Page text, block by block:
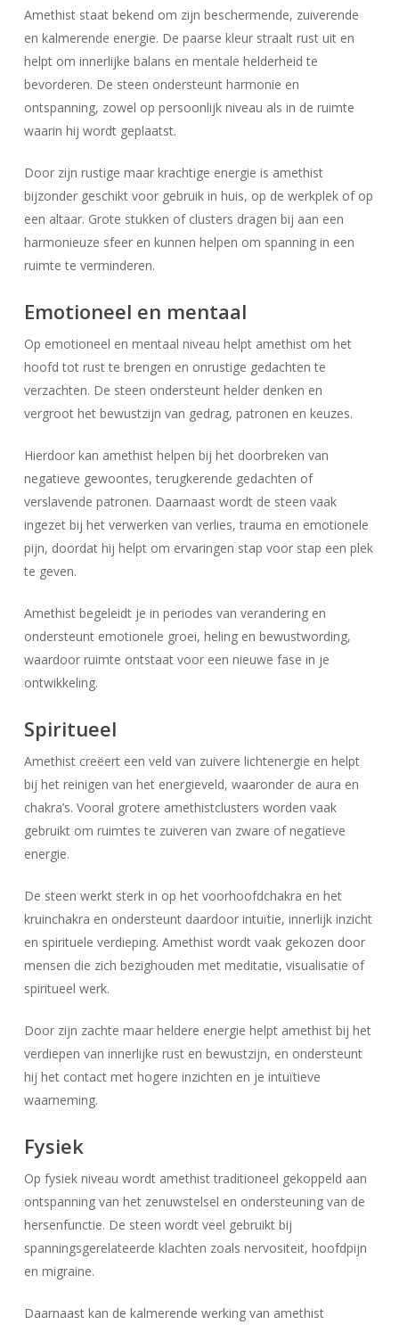
Geen producten in uw winkelwagen.
Amethist staat bekend om zijn beschermende, zuiverende
en kalmerende energie. De paarse kleur straalt rust uit en
helpt om innerlijke balans en mentale helderheid te
bevorderen. De steen ondersteunt harmonie en
ontspanning, zowel op persoonlijk niveau als in de ruimte
waarin hij wordt geplaatst.
Door zijn rustige maar krachtige energie is amethist
bijzonder geschikt voor gebruik in huis, op de werkplek of op
een altaar. Grote stukken of clusters dragen bij aan een
harmonieuze sfeer en kunnen helpen om spanning in een
ruimte te verminderen.
Emotioneel en mentaal
Op emotioneel en mentaal niveau helpt amethist om het
hoofd tot rust te brengen en onrustige gedachten te
verzachten. De steen ondersteunt helder denken en
vergroot het bewustzijn van gedrag, patronen en keuzes.
Hierdoor kan amethist helpen bij het doorbreken van
negatieve gewoontes, terugkerende gedachten of
verslavende patronen. Daarnaast wordt de steen vaak
ingezet bij het verwerken van verlies, trauma en emotionele
pijn, doordat hij helpt om ervaringen stap voor stap een plek
te geven.
Amethist begeleidt je in periodes van verandering en
ondersteunt emotionele groei, heling en bewustwording,
waardoor ruimte ontstaat voor een nieuwe fase in je
ontwikkeling.
Spiritueel
Amethist creëert een veld van zuivere lichtenergie en helpt
bij het reinigen van het energieveld, waaronder de aura en
chakra’s. Vooral grotere amethistclusters worden vaak
gebruikt om ruimtes te zuiveren van zware of negatieve
energie.
De steen werkt sterk in op het voorhoofdchakra en het
kruinchakra en ondersteunt daardoor intuïtie, innerlijk inzicht
en spirituele verdieping. Amethist wordt vaak gekozen door
mensen die zich bezighouden met meditatie, visualisatie of
spiritueel werk.
Door zijn zachte maar heldere energie helpt amethist bij het
verdiepen van innerlijke rust en bewustzijn, en ondersteunt
hij het contact met hogere inzichten en je intuïtieve
waarneming.
Fysiek
Op fysiek niveau wordt amethist traditioneel gekoppeld aan
ontspanning van het zenuwstelsel en ondersteuning van de
hersenfunctie. De steen wordt veel gebruikt bij
spanningsgerelateerde klachten zoals nervositeit, hoofdpijn
en migraine.
Daarnaast kan de kalmerende werking van amethist